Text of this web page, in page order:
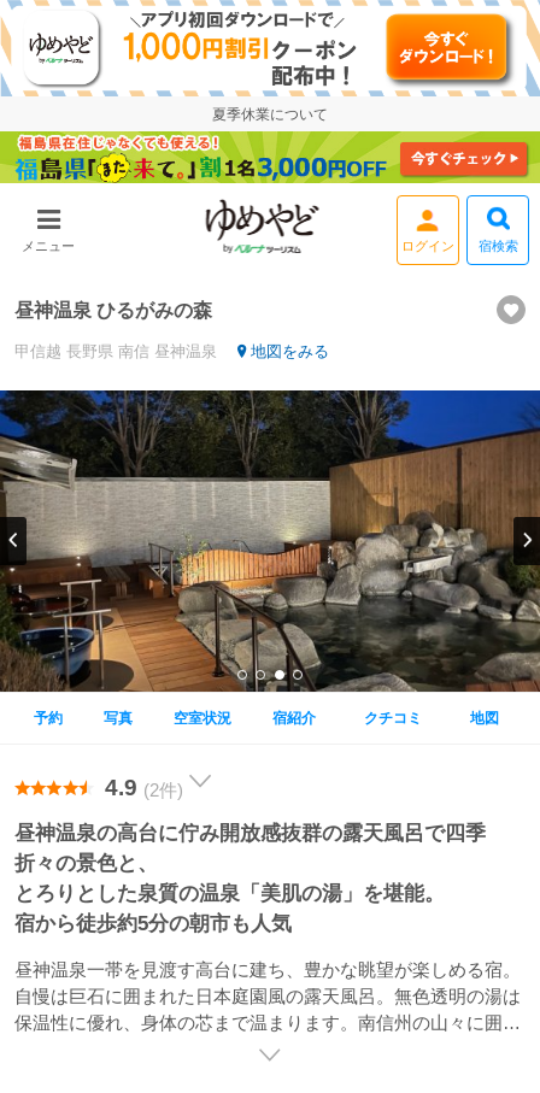
夏季休業について
メニュー
ログイン
宿検索
昼神温泉 ひるがみの森
甲信越 長野県 南信 昼神温泉 地図をみる
予約 写真 空室状況 宿紹介 クチコミ 地図
4.9 (2件)
昼神温泉の高台に佇み開放感抜群の露天風呂で四季
折々の景色と、
とろりとした泉質の温泉「美肌の湯」を堪能。
宿から徒歩約5分の朝市も人気
昼神温泉一帯を見渡す高台に建ち、豊かな眺望が楽しめる宿。
自慢は巨石に囲まれた日本庭園風の露天風呂。無色透明の湯は
保温性に優れ、身体の芯まで温まります。南信州の山々に囲ま
れて、のどかな温泉情緒と地物の料理を味わいながらのんびり